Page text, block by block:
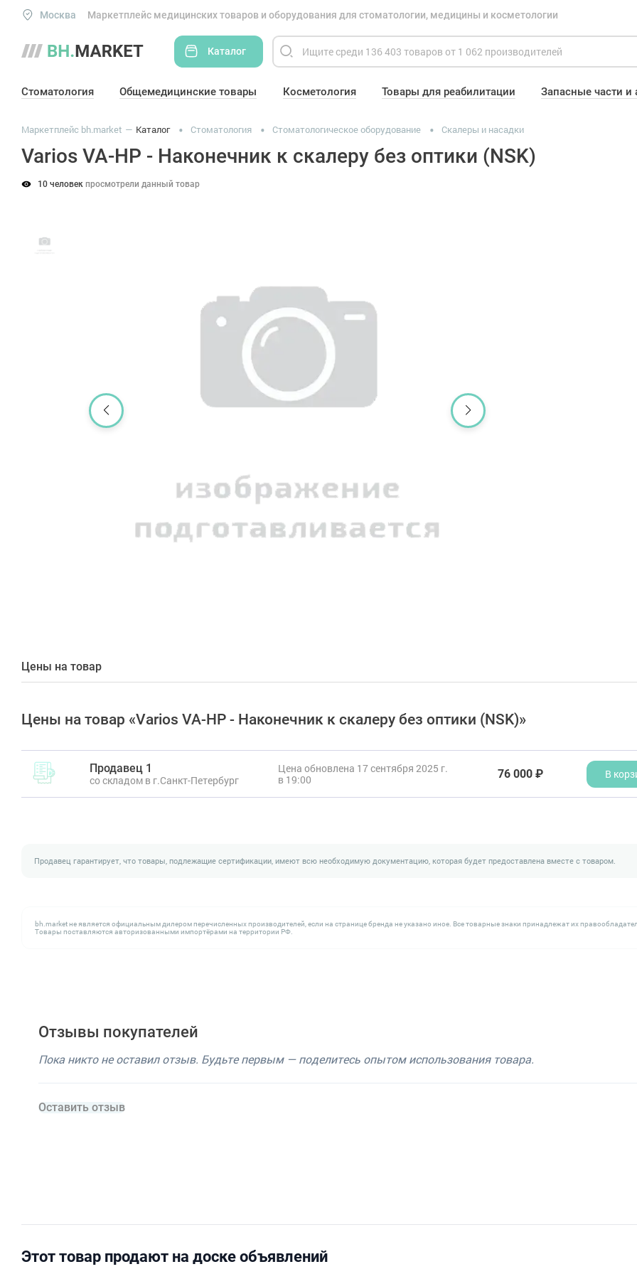
Москва Маркетплейс медицинских товаров и оборудования для стоматологии, медицины и косметологии
Каталог
Стоматология Общемедицинские товары Косметология Товары для реабилитации Запасные части и
Маркетплейс bh.market Каталог Стоматология Стоматологическое оборудование Скалеры и насадки
Varios VA-HP - Наконечник к скалеру без оптики (NSK)
10 человек просмотрели данный товар
Цены на товар
Цены на товар «Varios VA-HP - Наконечник к скалеру без оптики (NSK)»
Продавец 1
со складом в г.Санкт-Петербург
Цена обновлена 17 сентября 2025 г.
в 19:00
76 000 ₽ В
Продавец гарантирует, что товары, подлежащие сертификации, имеют всю необходимую документацию, которая будет предоставлена вместе с товаром.
bh.market не является официальным дилером перечисленных производителей, если на странице бренда не указано иное. Все товарные знаки принадлежат их
Товары поставляются авторизованными импортёрами на территории РФ.
Отзывы покупателей
Пока никто не оставил отзыв. Будьте первым — поделитесь опытом использования товара.
Оставить отзыв
Этот товар продают на доске объявлений